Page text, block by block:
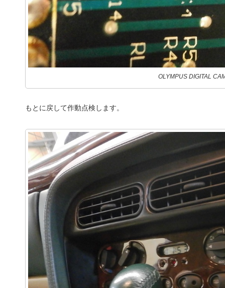
OLYMPUS DIGITAL
もとに戻して作動点検します。